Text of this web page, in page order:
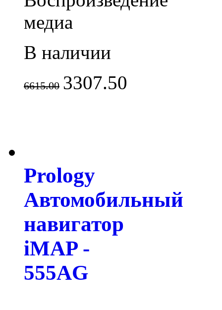
медиа
В наличии
6615.00 3307.50
Prology
Автомобильный
навигатор
iMAP -
555AG